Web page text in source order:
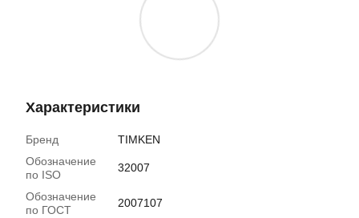
Характеристики
Бренд
TIMKEN
Обозначение
по ISO
32007
Обозначение
по ГОСТ
2007107